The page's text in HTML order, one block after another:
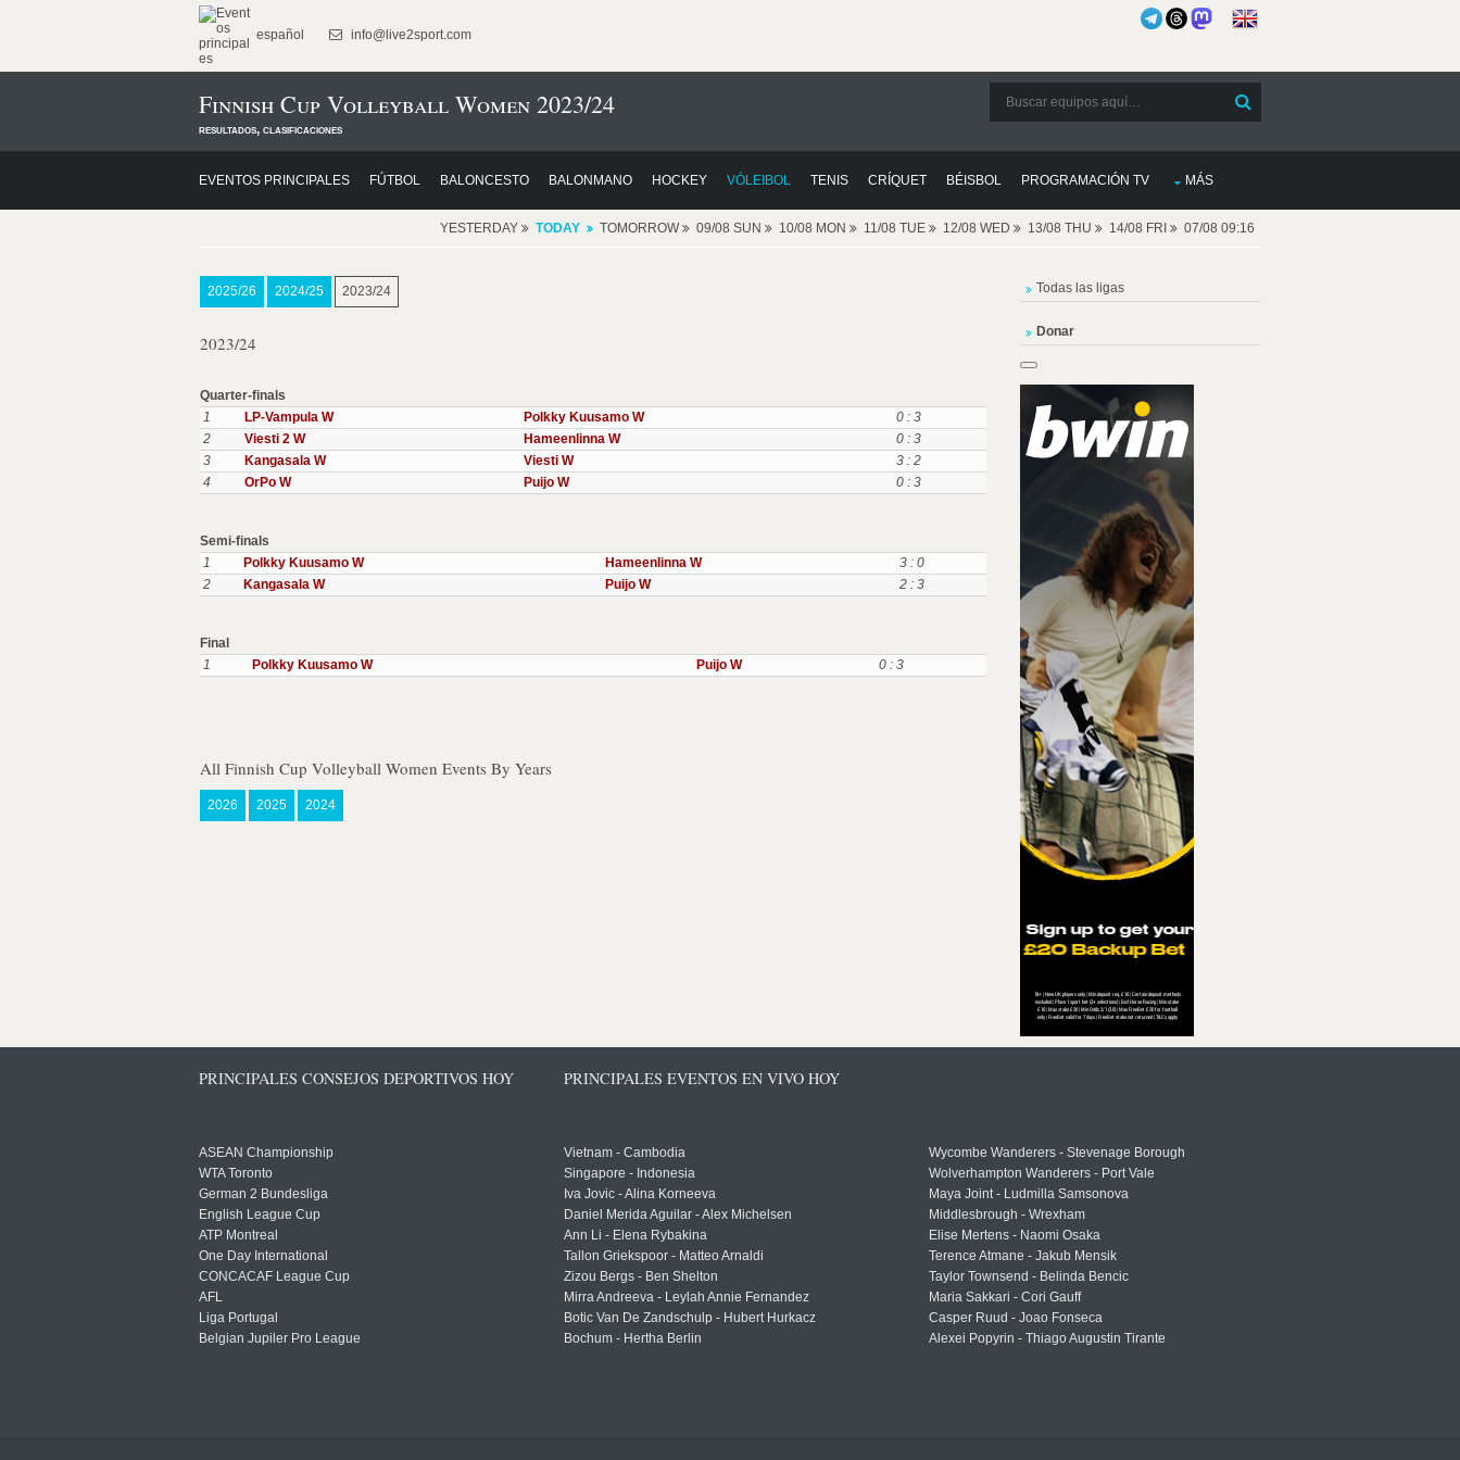
español info@live2sport.com
Finnish Cup Volleyball Women 2023/24
resultados, clasificaciones
EVENTOS PRINCIPALES FÚTBOL BALONCESTO BALONMANO HOCKEY VÓLEIBOL TENIS CRÍQUET BÉISBOL PROGRAMACIÓN TV MÁS
YESTERDAY TODAY TOMORROW 09/08 SUN 10/08 MON 11/08 TUE 12/08 WED 13/08 THU 14/08 FRI 07/08 09:16
2025/26 2024/25 2023/24
2023/24
Quarter-finals
1
LP-Vampula W Polkky Kuusamo W
0 : 3
2
Viesti 2 W Hameenlinna W
0 : 3
3
Kangasala W Viesti W
3 : 2
4
OrPo W Puijo W 0 : 3
Semi-finals
1
Polkky Kuusamo W Hameenlinna W
3 : 0
2
Kangasala W Puijo W 2 : 3
Final
1
Polkky Kuusamo W Puijo W 0 : 3
All Finnish Cup Volleyball Women Events By Years
2026 2025 2024
Todas las ligas
Donar
PRINCIPALES CONSEJOS DEPORTIVOS HOY
ASEAN Championship
WTA Toronto
German 2 Bundesliga
English League Cup
ATP Montreal
One Day International
CONCACAF League Cup
AFL
Liga Portugal
Belgian Jupiler Pro League
PRINCIPALES EVENTOS EN VIVO HOY
Vietnam - Cambodia
Singapore - Indonesia
Iva Jovic - Alina Korneeva
Daniel Merida Aguilar - Alex Michelsen
Ann Li - Elena Rybakina
Tallon Griekspoor - Matteo Arnaldi
Zizou Bergs - Ben Shelton
Mirra Andreeva - Leylah Annie Fernandez
Botic Van De Zandschulp - Hubert Hurkacz
Bochum - Hertha Berlin
Wycombe Wanderers - Stevenage Borough
Wolverhampton Wanderers - Port Vale
Maya Joint - Ludmilla Samsonova
Middlesbrough - Wrexham
Elise Mertens - Naomi Osaka
Terence Atmane - Jakub Mensik
Taylor Townsend - Belinda Bencic
Maria Sakkari - Cori Gauff
Casper Ruud - Joao Fonseca
Alexei Popyrin - Thiago Augustin Tirante